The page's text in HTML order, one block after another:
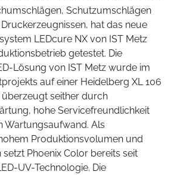
Schutzumschlägen
hat das neue
LEDcure NX von IST Metz
getestet. Die
Lösung von IST Metz wurde im
auf einer Heidelberg XL 106
seither durch
hohe Servicefreundlichkeit
Wartungsaufwand. Als
Produktionsvolumen und
setzt Phoenix Color bereits seit
UV-Technologie. Die